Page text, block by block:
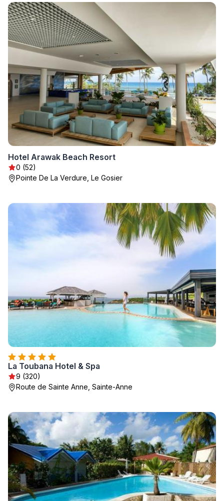
Hotel Arawak Beach Resort
0 (52)
Pointe De La Verdure, Le Gosier
La Toubana Hotel & Spa
9 (320)
Route de Sainte Anne, Sainte-Anne